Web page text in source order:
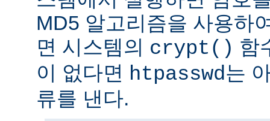
MD5 알고리즘을 사용하
면 시스템의 crypt() 함
이 없다면 htpasswd는
류를 낸다.